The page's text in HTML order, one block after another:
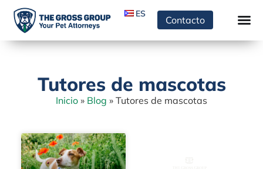
ES
Contacto
Tutores de mascotas
Inicio » Blog » Tutores de mascotas